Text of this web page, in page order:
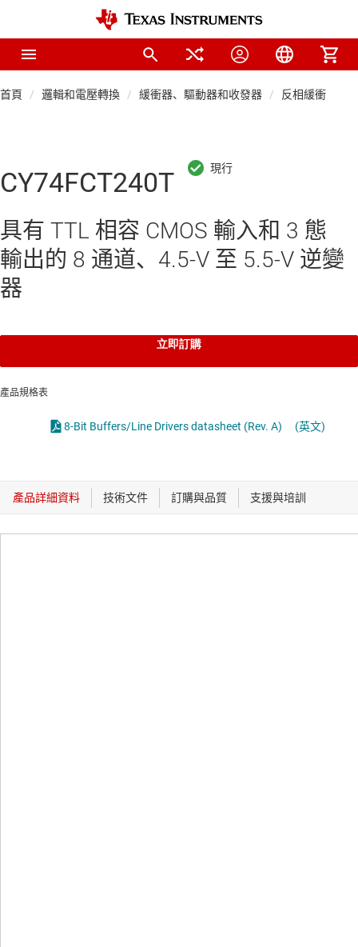
首頁 邏輯和電壓轉換 緩衝器、驅動器和收發器 反相緩衝器和
CY74FCT240T
具有 TTL 相容 CMOS 輸入和 3 態
輸出的 8 通道、4.5-V 至 5.5-V 逆變
器
立即訂購
產品規格表
8-Bit Buffers/Line Drivers datasheet (Rev. A) (英文)